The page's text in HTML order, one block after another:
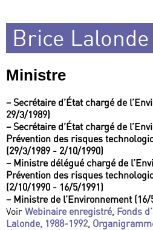
Brice Lalonde
Ministre
– Secrétaire d’État chargé de
29/3/1989)
– Secrétaire d’État chargé de
Prévention des risques
(29/3/1989 - 2/10/1990)
– Ministre délégué chargé de
Prévention des risques
(2/10/1990 - 16/5/1991)
– Ministre de l’Environnement
Voir Webinaire enregistré, Fonds
Lalonde, 1988-1992,